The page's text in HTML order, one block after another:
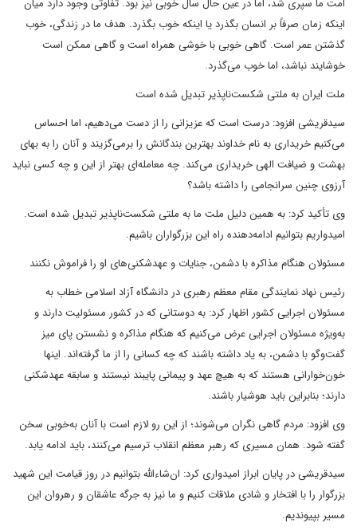
امت ما سپری شد، اما در عین حال سال خوبی نیز بود. تفاوتی وجود دارد میان
اینکه زمان صرفاً بر انسان بگذرد یا اینکه خوب بگذرد. هدف ما در زندگی، خوب
گذشتن عمر است. گاهی خوبی با خوشی همراه است و گاهی ممکن است
خوشایند نباشد، اما خوب می‌گذرد.
ملت ایران به ملتی شکست‌ناپذیر تبدیل شده است
سیدقریشی افزود: درست است که عزیزانی را از دست می‌دهیم، اما احساس
می‌کنیم خریداری به نام خداوند بهترین بندگانش را برمی‌گزیند و آنان را به بهای
بهشت و ضیافت الهی خریداری می‌کند. چه معامله‌ای بهتر از این و چه کسی نباید
آرزوی چنین سرانجامی را داشته باشد؟
وی تأکید کرد: به همین دلیل ملت ما به ملتی شکست‌ناپذیر تبدیل شده است.
امیدواریم بتوانیم ادامه‌دهنده راه این بزرگواران باشیم.
مسئولان هنگام مذاکره با دشمن، جنایات و عهدشکنی‌های او را فراموش نکنند
رئیس نهاد نمایندگی مقام معظم رهبری در دانشگاه آزاد اسلامی خطاب به
مسئولان اجرایی کشور اظهار کرد: به دوستانی که در کشور مسئولیت دارند و
به‌ویژه مسئولان اجرایی عرض می‌کنیم که هنگام مذاکره و نشستن پای میز
گفت‌وگو با دشمن، به یاد داشته باشند که چه کسانی را از ما گرفته‌اند. اینها
خون‌خوارانی هستند که به هیچ عهد و پیمانی پایبند نیستند و سابقه عهدشکنی
دارند؛ بنابراین باید هوشیار باشند.
وی افزود: مردم گاهی نگران می‌شوند؛ از این رو لازم است با آنان به‌خوبی سخن
گفته شود. همان مسیری که رهبر معظم انقلاب ترسیم می‌کنند، باید ادامه یابد.
سیدقریشی در پایان ابراز امیدواری کرد: ان‌شاءالله بتوانیم در روز قیامت این شهید
بزرگوار را با افتخار و شادی ملاقات کنیم و ما نیز به جرگه عاشقان و رهروان این
مسیر بپیوندیم.